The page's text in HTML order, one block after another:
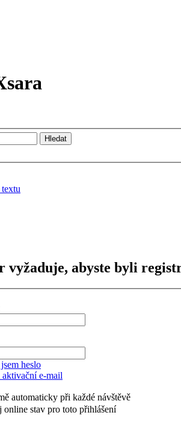
vyžaduje, abyste byli
heslo
e-mail
automaticky při každé návštěvě
online stav pro toto přihlášení